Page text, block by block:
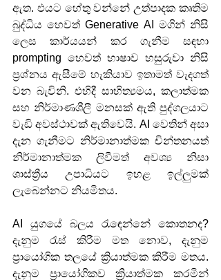
ඇත. එයට හේතු වන්නේ උත්පාදක කෘතිම
බුද්ධිය හෙවත් Generative AI මගින් නිසි
ලෙස කාර්යයන් කර ගැනීම සඳහා
prompting හෙවත් භාෂාව හසුරුවා නිසි
ප්‍රශ්නය ඇසීමේ හැකියාව ඉතාමත් වැදගත්
වන බැවිනි. එහිදී සාහිත්‍යමය, කලාත්මක
සහ නිර්මාණශීලී මනසක් ඇති පුද්ගලයාට
වැඩි අවස්ථාවක් ඇතිවෙයි. AI වෙතින් අසා
දැන ගැනීමට නිර්මානාත්මක චින්තනයත්
නිර්මානාත්මක ලිවීමත් අවශ්‍ය නිසා
ශාස්ත්‍රීය උපාධියට ඉහළ ඉල්ලුමක්
ලැබෙන්නට නියමිතය.
AI යුගයේ බලය රැඳෙන්නේ කොතනද?
දැනුම රැස් කිරීම මත නොව, දැනුම
ප්‍රායෝගික තලයේ ක්‍රියාත්මක කිරීම මතය.
දැනුම ප්‍රායෝගිකව ක්‍රියාත්මක කරමින්